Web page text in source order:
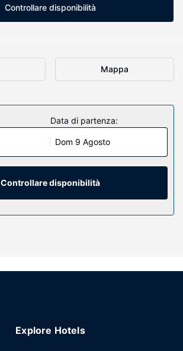
Controllare disponibilità
Mappa
Data di partenza:
Dom 9 Agosto
Controllare disponibilità
Explore Hotels